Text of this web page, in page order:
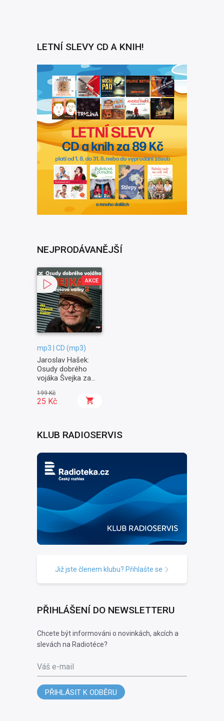
LETNÍ SLEVY CD A KNIH!
NEJPRODÁVANĚJŠÍ
AKCE
mp3 | CD (mp3)
Jaroslav Hašek:
Osudy dobrého
vojáka Švejka za
Na frontě
199 Kč
25 Kč
KLUB RADIOSERVIS
Již jste členem klubu? Přihlašte se
PŘIHLÁŠENÍ DO NEWSLETTERU
Chcete být informováni o novinkách, akcích a
slevách na Radiotéce?
Váš e-mail
PŘIHLÁSIT K ODBĚRU